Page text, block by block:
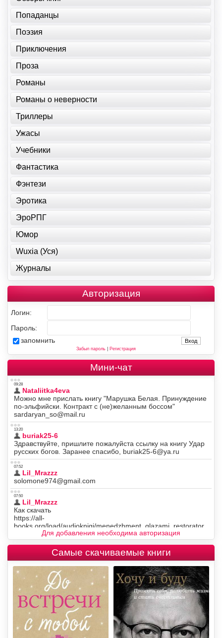
Попаданцы
Поэзия
Приключения
Проза
Романы
Романы о неверности
Триллеры
Ужасы
Учебники
Фантастика
Фэнтези
Эротика
ЭроРПГ
Юмор
Wuxia (Уся)
Журналы
Авторизация
Логин:
Пароль:
запомнить
Забыл пароль| Регистрация
Мини-чат
Для добавления необходима авторизация
Самые скачиваемые книги